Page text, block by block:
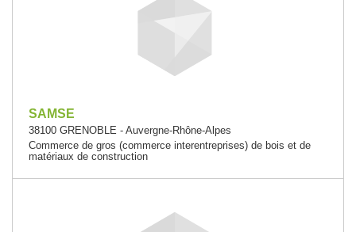
SAMSE
38100 GRENOBLE - Auvergne-Rhône-Alpes
Commerce de gros (commerce interentreprises) de bois et de
matériaux de construction